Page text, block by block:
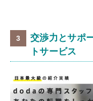
交渉力とサポ
トサービス